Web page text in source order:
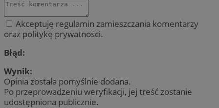
Akceptuję regulamin zamieszczania komentarzy
oraz politykę prywatności.
Błąd:
Wynik:
Opinia została pomyślnie dodana.
Po przeprowadzeniu weryfikacji, jej treść zostanie
udostępniona publicznie.